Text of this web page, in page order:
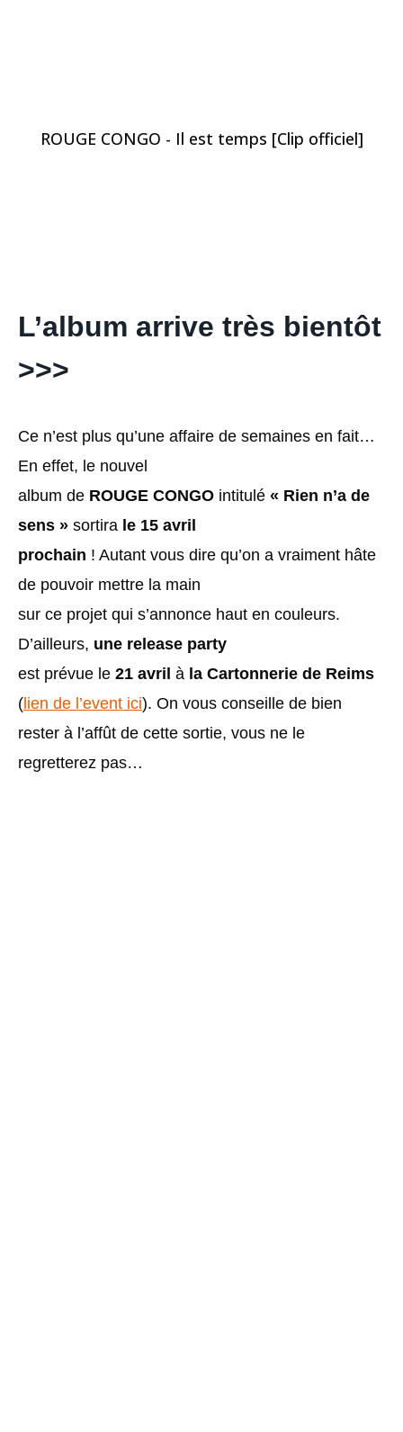
ROUGE CONGO - Il est temps [Clip officiel]
L’album arrive très bientôt
>>>
Ce n’est plus qu’une affaire de semaines en fait…
En effet, le nouvel
album de ROUGE CONGO intitulé « Rien n’a de
sens » sortira le 15 avril
prochain ! Autant vous dire qu’on a vraiment hâte
de pouvoir mettre la main
sur ce projet qui s’annonce haut en couleurs.
D’ailleurs, une release party
est prévue le 21 avril à la Cartonnerie de Reims
(lien de l’event ici). On vous conseille de bien
rester à l’affût de cette sortie, vous ne le
regretterez pas…